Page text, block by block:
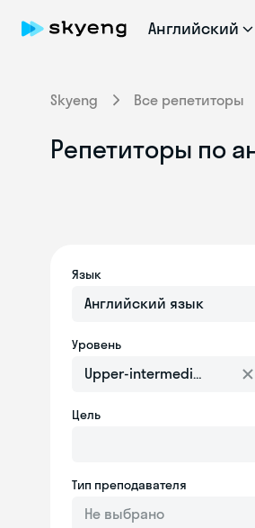
Английский
Skyeng Все репетиторы
Репетиторы по
Язык
Английский язык
Уровень
Upper-intermediate
Цель
Тип преподавателя
Не выбрано